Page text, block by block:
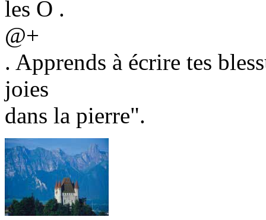
les O .
@+
. Apprends à écrire tes
joies
dans la pierre".